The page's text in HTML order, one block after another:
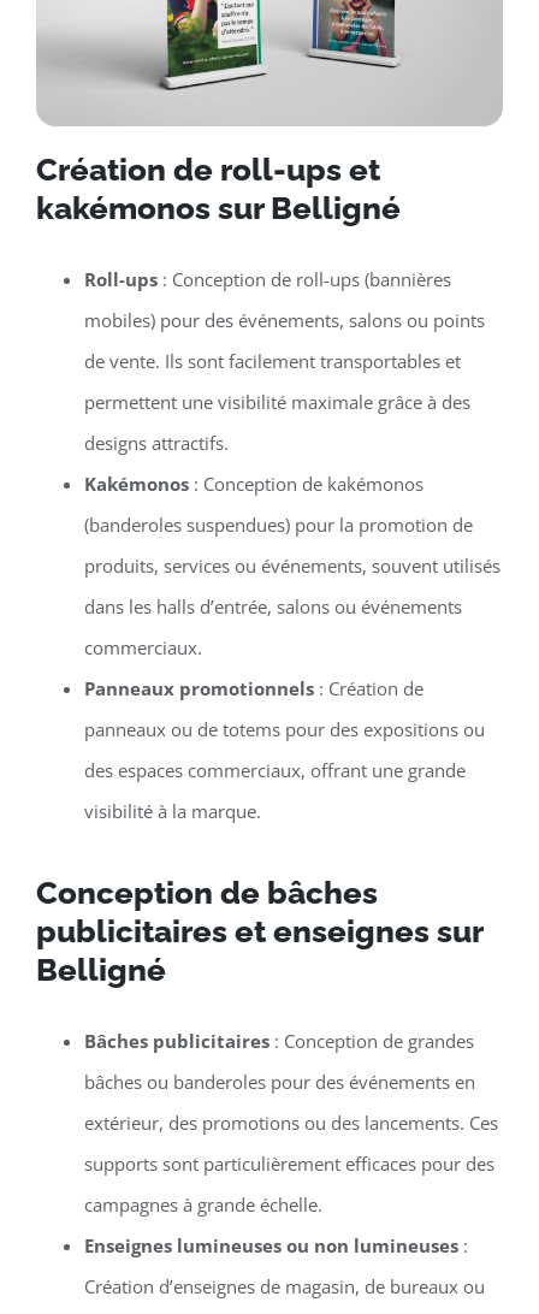
Création de roll-ups et
kakémonos sur Belligné
Roll-ups: Conception de roll-ups (bannières
mobiles) pour des événements, salons ou points
de vente. Ils sont facilement transportables et
permettent une visibilité maximale grâce à des
designs attractifs.
Kakémonos: Conception de kakémonos
(banderoles suspendues) pour la promotion de
produits, services ou événements, souvent utilisés
dans les halls d’entrée, salons ou événements
commerciaux.
Panneaux promotionnels: Création de
panneaux ou de totems pour des expositions ou
des espaces commerciaux, offrant une grande
visibilité à la marque.
Conception de bâches
publicitaires et enseignes sur
Belligné
Bâches publicitaires: Conception de grandes
bâches ou banderoles pour des événements en
extérieur, des promotions ou des lancements. Ces
supports sont particulièrement efficaces pour des
campagnes à grande échelle.
Enseignes lumineuses ou non lumineuses:
Création d’enseignes de magasin, de bureaux ou